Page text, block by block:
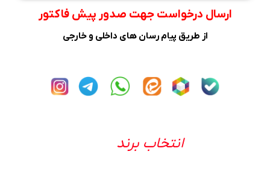
ارسال درخواست جهت صدور پیش فاکتور
از طریق پیام رسان های داخلی و خارجی
انتخاب برند